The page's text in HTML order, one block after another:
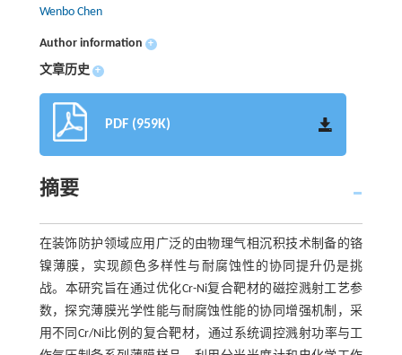
Wenbo Chen
Author information +
文章历史 +
PDF (959K)
摘要
在装饰防护领域应用广泛的由物理气相沉积技术制备的铬
镍薄膜，实现颜色多样性与耐腐蚀性的协同提升仍是挑
战。本研究旨在通过优化Cr-Ni复合靶材的磁控溅射工艺参
数，探究薄膜光学性能与耐腐蚀性能的协同增强机制，采
用不同Cr/Ni比例的复合靶材，通过系统调控溅射功率与工